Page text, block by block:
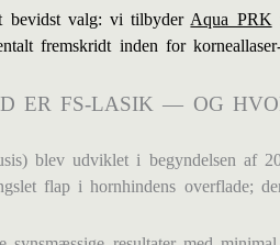
valg: vi tilbyder Aqua PRK
fremskridt inden for
ER FS-LASIK — OG
blev udviklet i begyndelsen af
flap i hornhindens overflade;